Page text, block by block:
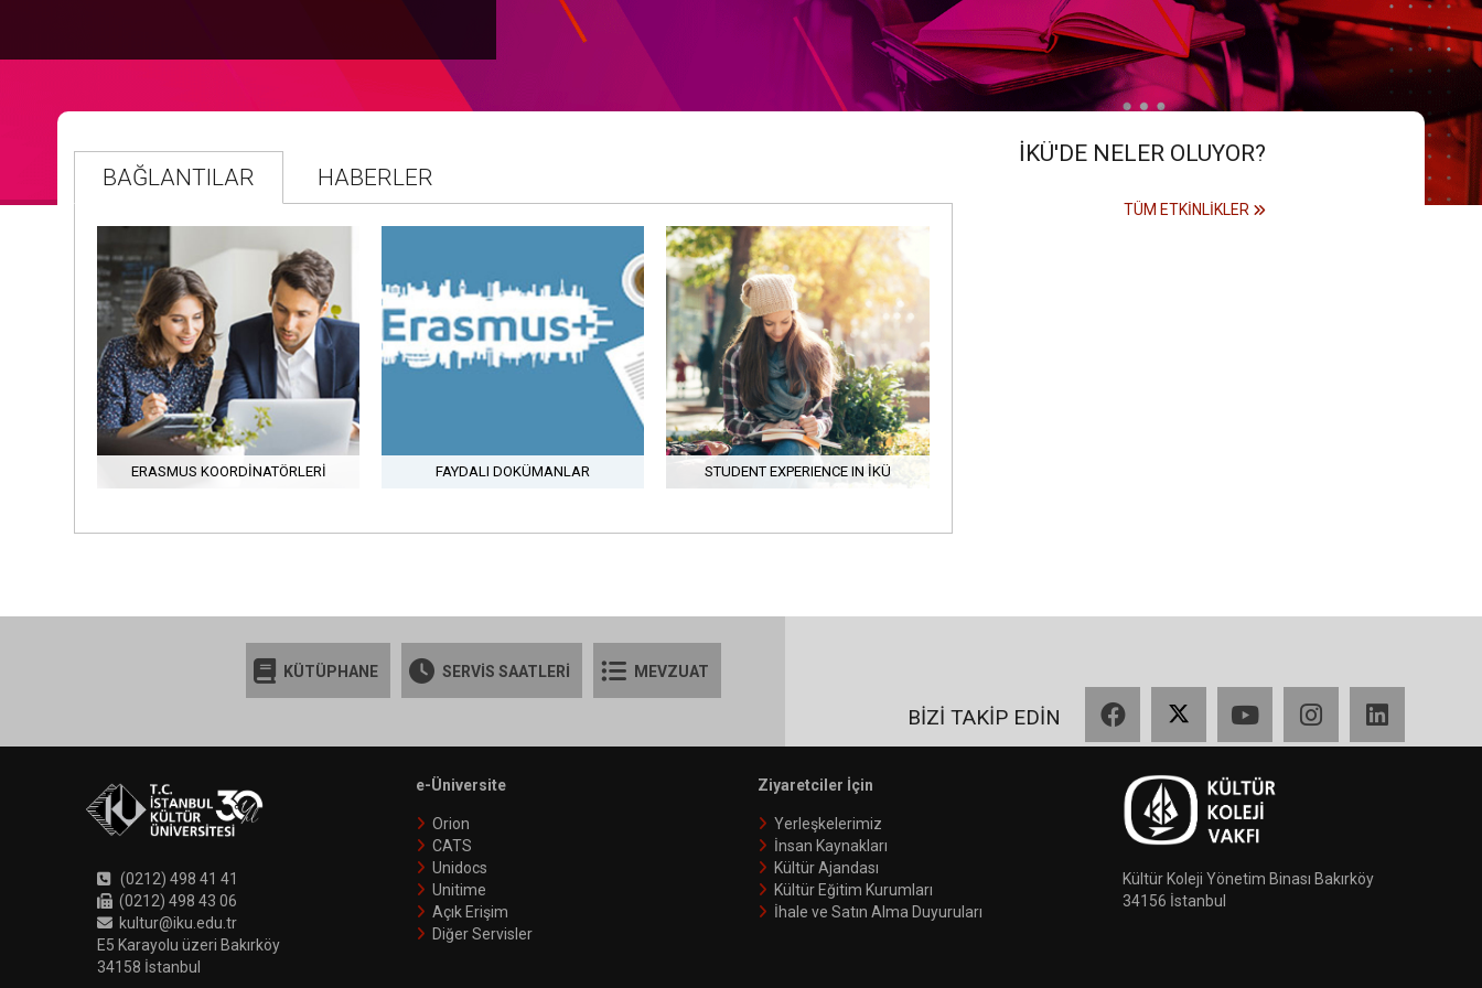
BAĞLANTILAR HABERLER
ERASMUS KOORDINATÖRLERI FAYDALI DOKÜMANLAR STUDENT EXPERIENCE IN İKÜ
İKÜ'DE NELER OLUYOR?
TÜM ETKINLIKLER
KÜTÜPHANE SERVİS SAATLERİ MEVZUAT
BİZİ TAKİP EDİN
(0212) 498 41 41
(0212) 498 43 06
kultur@iku.edu.tr
E5 Karayolu üzeri Bakırköy
34158 İstanbul
e-Üniversite
Orion
CATS
Unidocs
Unitime
Açık Erişim
Diğer Servisler
Ziyaretciler İçin
Yerleşkelerimiz
İnsan Kaynakları
Kültür Ajandası
Kültür Eğitim Kurumları
İhale ve Satın Alma Duyuruları
Kültür Koleji Yönetim Binası Bakırköy
34156 İstanbul